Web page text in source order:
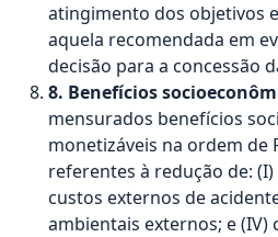
atingimento dos objetivos
aquela recomendada em
decisão para a concessão
8. Benefícios
mensurados benefícios
monetizáveis na ordem de
referentes à redução de:
custos externos de
ambientais externos; e (IV)